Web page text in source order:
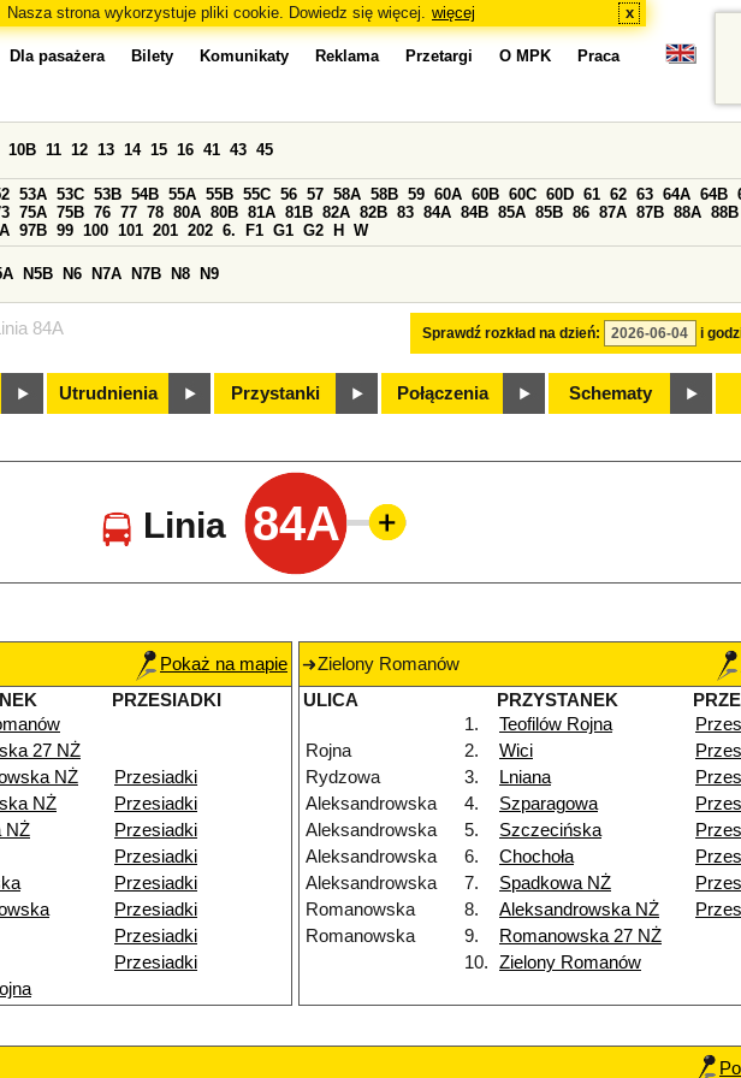
Nasza strona wykorzystuje pliki cookie. Dowiedz się więcej. więcej x
Linia 84A
Dla pasażera Bilety Komunikaty Reklama Przetargi O MPK Praca
Sprawdź rozkład na dzień: i
10B 11 12 13 14 15 16 41 43 45
53A 53C 53B 54B 55A 55B 55C 56 57 58A 58B 59 60A 60B 60C 60D 61 62 63 64A 64B
75A 75B 76 77 78 80A 80B 81A 81B 82A 82B 83 84A 84B 85A 85B 86 87A 87B 88A 88B
97B 99 100 101 201 202 6. F1 G1 G2 H W
N5B N6 N7A N7B N8 N9
Utrudnienia Przystanki Połączenia Schematy
Linia 84A
Pokaż na mapie
PRZESIADKI
27 NŻ
NŻ
Przesiadki
NŻ
Przesiadki
NŻ
Przesiadki
Przesiadki
Przesiadki
Przesiadki
Przesiadki
Przesiadki
Zielony Romanów
ULICA
PRZYSTANEK
1.
Teofilów Rojna
Rojna
2. Wici
Rydzowa
3. Lniana
Aleksandrowska
4. Szparagowa
Aleksandrowska
5. Szczecińska
Aleksandrowska
6. Chochoła
Aleksandrowska
7. Spadkowa NŻ
Romanowska
8. Aleksandrowska NŻ
Romanowska
9.
Romanowska 27 NŻ
10.
Zielony Romanów